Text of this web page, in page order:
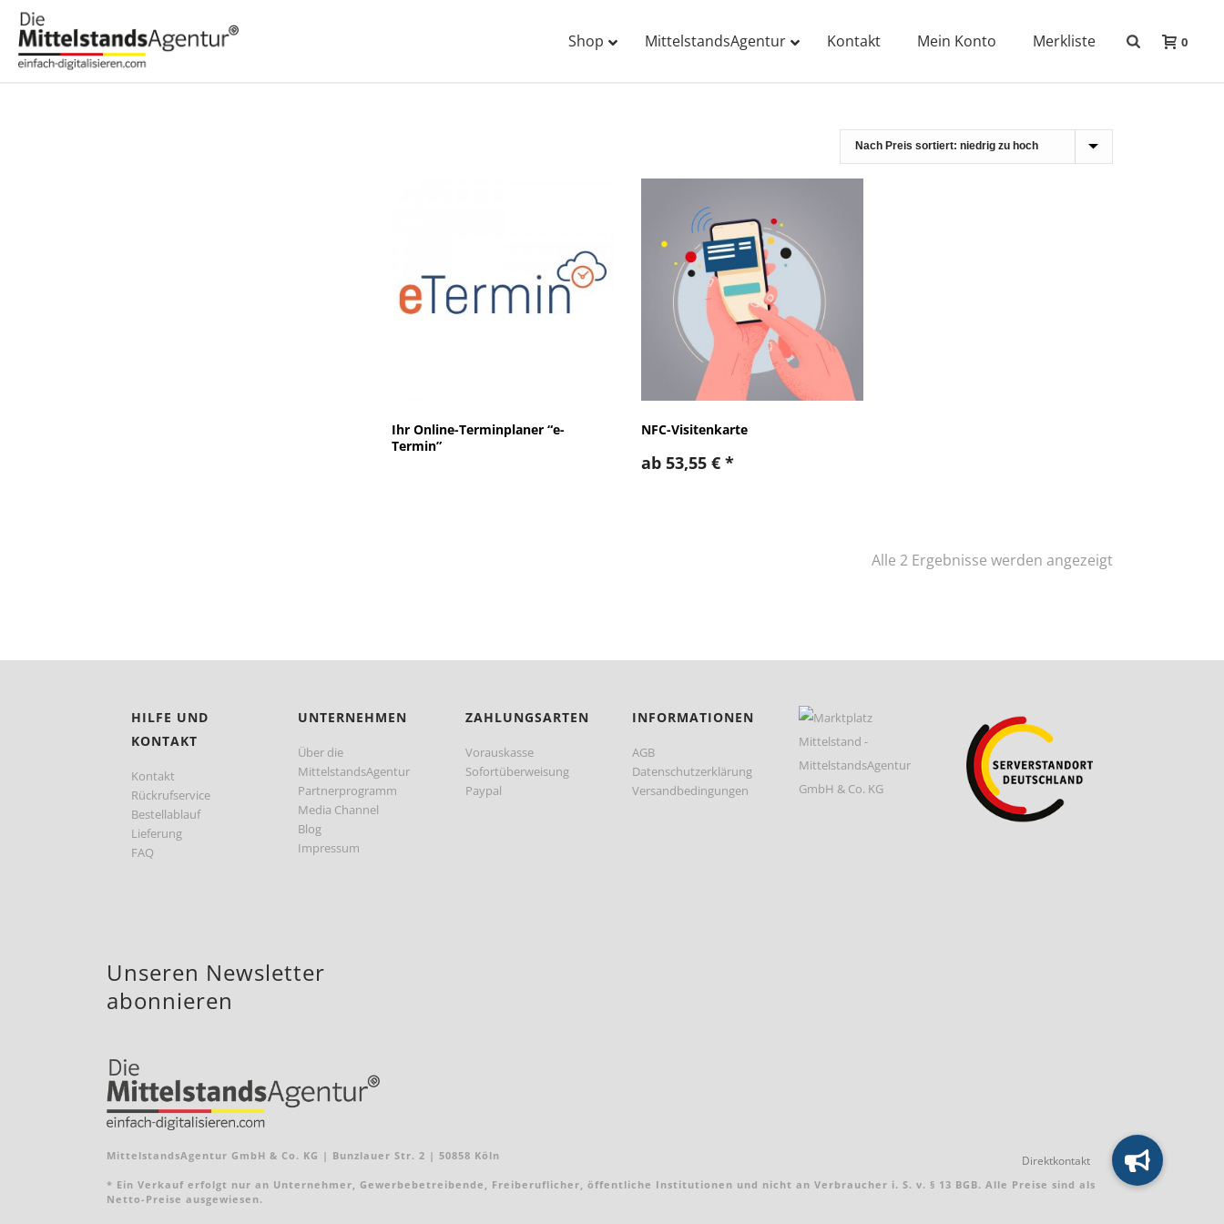
Shop MittelstandsAgentur Kontakt Mein Konto Merkliste 0
Ihr Online-Terminplaner “e-
Termin”
NFC-Visitenkarte
ab 53,55 €*
Alle 2 Ergebnisse werden angezeigtNach
HILFE UND
KONTAKT
Kontakt
Rückrufservice
Bestellablauf
Lieferung
FAQ
UNTERNEHMEN
Über die
MittelstandsAgentur
Partnerprogramm
Media Channel
Blog
Impressum
ZAHLUNGSARTEN
Vorauskasse
Sofortüberweisung
Paypal
INFORMATIONEN
AGB
Datenschutzerklärung
Versandbedingungen
Unseren Newsletter
abonnieren
MittelstandsAgentur GmbH & Co. KG | Bunzlauer Str. 2 | 50858 Köln
* Ein Verkauf erfolgt nur an Unternehmer, Gewerbebetreibende, Freiberuflicher, öffentliche Institutionen und nicht an Verbraucher i. S. v. § 13 BGB. Alle Preise sind als
Netto-Preise ausgewiesen.